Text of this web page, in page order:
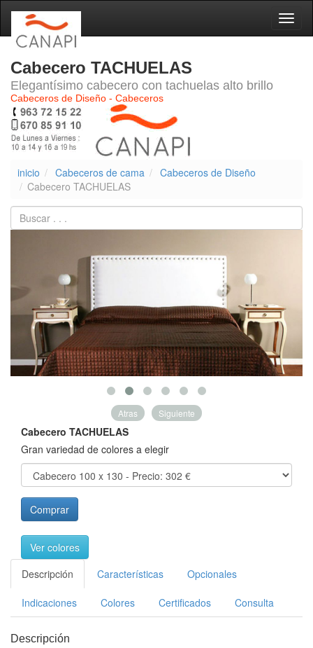
Cabecero TACHUELAS
Elegantísimo cabecero con tachuelas alto brillo
Cabeceros de Diseño - Cabeceros
inicio Cabeceros de cama
Cabeceros de Diseño
Cabecero TACHUELAS
Atras Siguiente
Cabecero TACHUELAS
Gran variedad de colores a elegir
Comprar
Ver colores
Descripción
Características Opcionales
Indicaciones Colores Certificados Consulta
Descripción